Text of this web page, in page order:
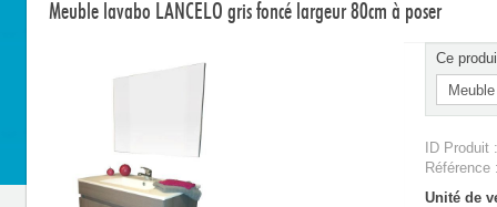
Meuble lavabo LANCELO gris foncé largeur 80cm à poser
Ce
ID Produit
Unité de